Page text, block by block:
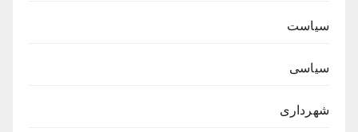
سیاست
سیاسی
شهرداری